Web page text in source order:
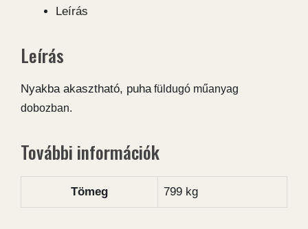
Leírás
Leírás
Nyakba akasztható, puha füldugó műanyag
dobozban.
További információk
Tömeg 799 kg